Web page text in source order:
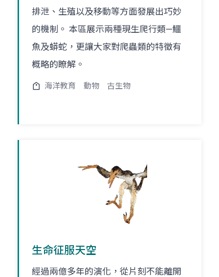
排泄、生殖以及移動等方面發展出巧妙
的機制。 本區展示兩種現生爬行類—鱷
魚及蟒蛇，更讓大家對爬蟲類的特徵有
概略的瞭解。
海洋教育 動物 古生物
生命征服天空
經過兩億多年的演化，從片刻不能離開